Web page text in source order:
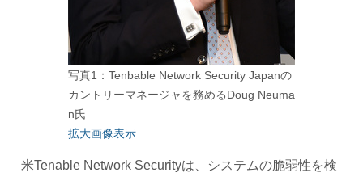
写真1：Tenbable Network Security Japanの
カントリーマネージャを務めるDoug Neuma
n氏
拡大画像表示
米Tenable Network Securityは、システムの脆弱性を検